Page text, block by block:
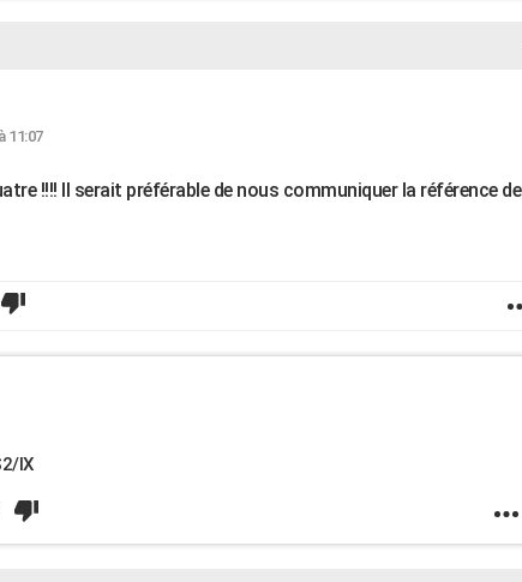
11:07
!!!! Il serait préférable de nous communiquer la référence de
IX